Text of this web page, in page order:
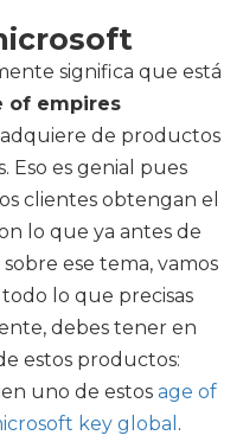
significa que está
of empires
de productos
Eso es genial pues
clientes obtengan el
lo que ya antes de
ese tema, vamos
lo que precisas
debes tener en
estos productos:
uno de estos age of
key global .